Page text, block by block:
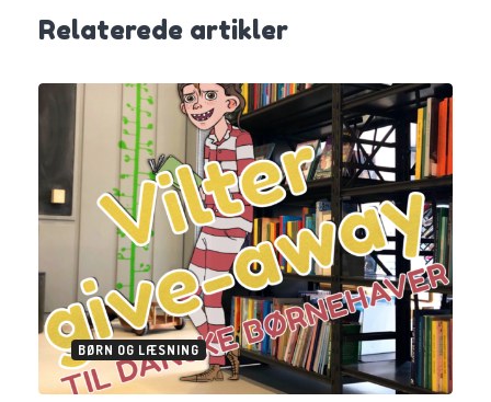
Relaterede artikler
BØRN OG LÆSNING